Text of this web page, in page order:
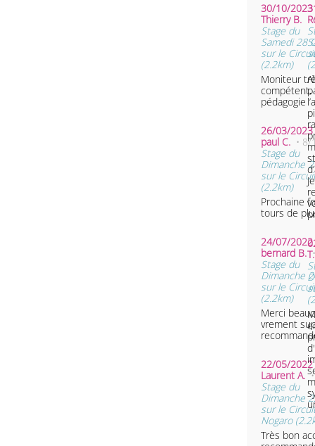
30/10/2023
Thierry B.
Stage du
Samedi 28
sur le
(2.2km)
Moniteur
compétent,
pédagogie
26/03/2023
paul C. • 8/
Stage du
Dimanche
sur le
(2.2km)
Prochaine
tours de
24/07/2022
bernard B.
Stage du
Dimanche
sur le
(2.2km)
Merci
vrement
22/05/
Laurent A.
Stage du
Dimanche
sur le
Nogaro
Très bon